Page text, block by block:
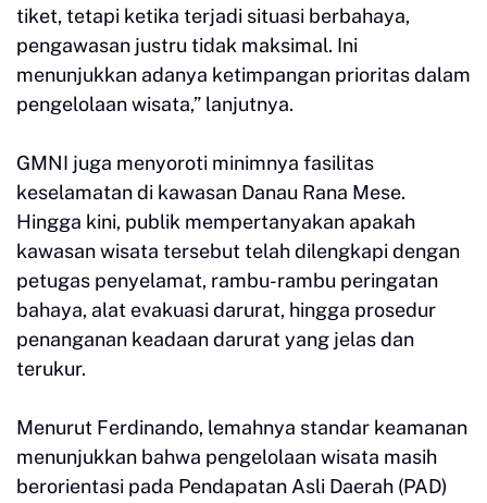
tiket, tetapi ketika terjadi situasi berbahaya,
pengawasan justru tidak maksimal. Ini
menunjukkan adanya ketimpangan prioritas dalam
pengelolaan wisata,” lanjutnya.
GMNI juga menyoroti minimnya fasilitas
keselamatan di kawasan Danau Rana Mese.
Hingga kini, publik mempertanyakan apakah
kawasan wisata tersebut telah dilengkapi dengan
petugas penyelamat, rambu-rambu peringatan
bahaya, alat evakuasi darurat, hingga prosedur
penanganan keadaan darurat yang jelas dan
terukur.
Menurut Ferdinando, lemahnya standar keamanan
menunjukkan bahwa pengelolaan wisata masih
berorientasi pada Pendapatan Asli Daerah (PAD)